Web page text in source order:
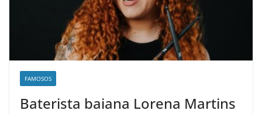
FAMOSOS
Baterista baiana Lorena Martins